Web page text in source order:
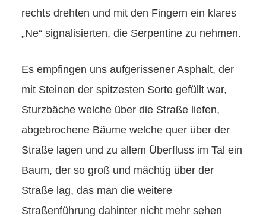
rechts drehten und mit den Fingern ein klares
„Ne“ signalisierten, die Serpentine zu nehmen.
Es empfingen uns aufgerissener Asphalt, der
mit Steinen der spitzesten Sorte gefüllt war,
Sturzbäche welche über die Straße liefen,
abgebrochene Bäume welche quer über der
Straße lagen und zu allem Überfluss im Tal ein
Baum, der so groß und mächtig über der
Straße lag, das man die weitere
Straßenführung dahinter nicht mehr sehen